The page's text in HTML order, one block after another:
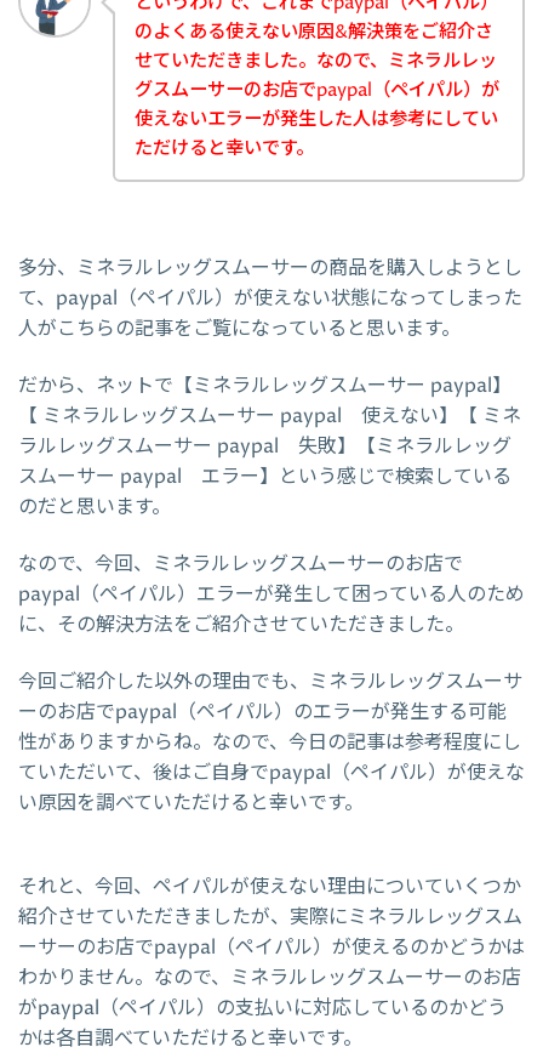
のよくある使えない原因&解決策をご紹介さ
せていただきました。なので、ミネラルレッ
グスムーサーのお店でpaypal（ペイパル）が
使えないエラーが発生した人は参考にしてい
ただけると幸いです。
多分、ミネラルレッグスムーサーの商品を購入しようとし
て、paypal（ペイパル）が使えない状態になってしまった
人がこちらの記事をご覧になっていると思います。
だから、ネットで【ミネラルレッグスムーサー paypal】
【 ミネラルレッグスムーサー paypal 使えない】【 ミネ
ラルレッグスムーサー paypal 失敗】【ミネラルレッグ
スムーサー paypal エラー】という感じで検索している
のだと思います。
なので、今回、ミネラルレッグスムーサーのお店で
paypal（ペイパル）エラーが発生して困っている人のため
に、その解決方法をご紹介させていただきました。
今回ご紹介した以外の理由でも、ミネラルレッグスムーサ
ーのお店でpaypal（ペイパル）のエラーが発生する可能
性がありますからね。なので、今日の記事は参考程度にし
ていただいて、後はご自身でpaypal（ペイパル）が使えな
い原因を調べていただけると幸いです。
それと、今回、ペイパルが使えない理由についていくつか
紹介させていただきましたが、実際にミネラルレッグスム
ーサーのお店でpaypal（ペイパル）が使えるのかどうかは
わかりません。なので、ミネラルレッグスムーサーのお店
がpaypal（ペイパル）の支払いに対応しているのかどう
かは各自調べていただけると幸いです。